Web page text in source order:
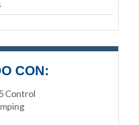
CON:
Control